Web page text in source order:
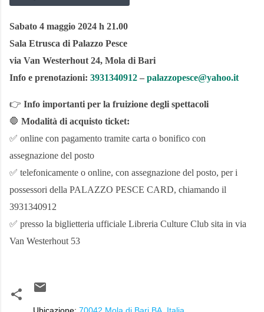
Sabato 4 maggio 2024 h 21.00
Sala Etrusca di Palazzo Pesce
via Van Westerhout 24, Mola di Bari
Info e prenotazioni: 3931340912 – palazzopesce@yahoo.it
👉 Info importanti per la fruizione degli spettacoli
🛑 Modalità di acquisto ticket:
✅ online con pagamento tramite carta o bonifico con
assegnazione del posto
✅ telefonicamente o online, con assegnazione del posto, per i
possessori della PALAZZO PESCE CARD, chiamando il
3931340912
✅ presso la biglietteria ufficiale Libreria Culture Club sita in via
Van Westerhout 53